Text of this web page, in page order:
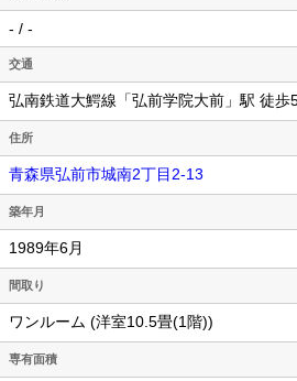
- / -
交通
弘南鉄道大鰐線「弘前学院大前」駅 徒
住所
青森県弘前市城南2丁目2-13
築年月
1989年6月
間取り
ワンルーム (洋室10.5畳(1階))
専有面積